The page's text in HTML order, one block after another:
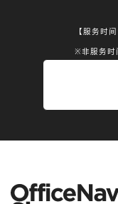
【服务时
※非服务时